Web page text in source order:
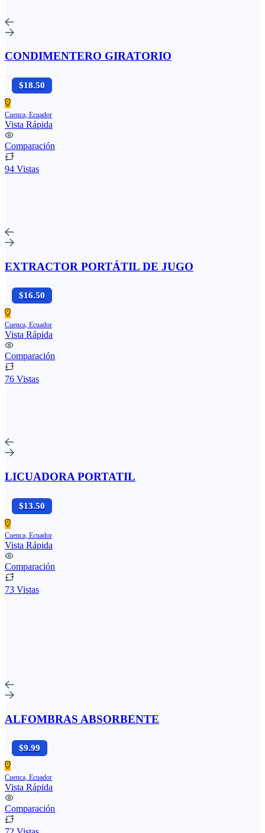
CONDIMENTERO GIRATORIO
$18.50
Cuenca, Ecuador
Vista Rápida
Comparación
94 Vistas
EXTRACTOR PORTÁTIL DE JUGO
$16.50
Cuenca, Ecuador
Vista Rápida
Comparación
76 Vistas
LICUADORA PORTATIL
$13.50
Cuenca, Ecuador
Vista Rápida
Comparación
73 Vistas
ALFOMBRAS ABSORBENTE
$9.99
Cuenca, Ecuador
Vista Rápida
Comparación